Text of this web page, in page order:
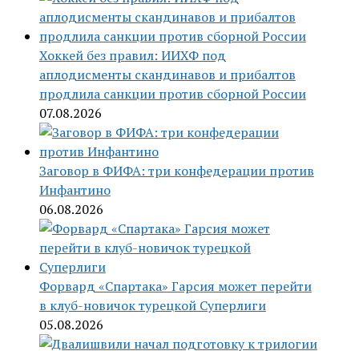
Хоккей без правил: ИИХФ под
аплодисменты скандинавов и прибалтов
продлила санкции против сборной России
07.08.2026
Заговор в ФИФА: три конфедерации против
Инфантино
06.08.2026
Форвард «Спартака» Гарсия может перейти
в клуб-новичок турецкой Суперлиги
05.08.2026